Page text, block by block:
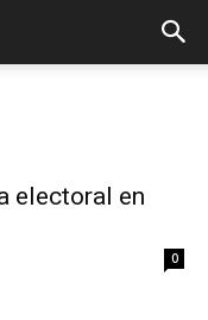
electoral en
0